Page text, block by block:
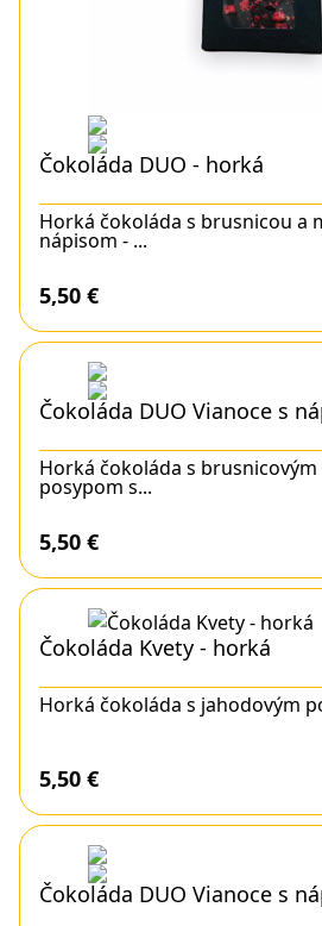
Čokoláda DUO - horká
Horká čokoláda s brusnicou a
nápisom - ...
5,50 €
Čokoláda DUO Vianoce s
Horká čokoláda s
posypom s...
5,50 €
Čokoláda Kvety - horká
Horká čokoláda s jahodovým
5,50 €
Čokoláda DUO Vianoce s